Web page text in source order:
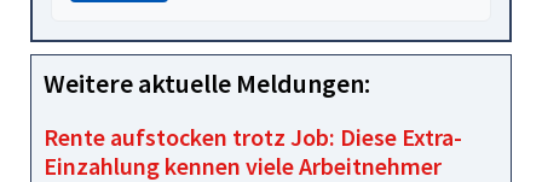
Weitere aktuelle Meldungen:
Rente aufstocken trotz Job: Diese Extra-
Einzahlung kennen viele Arbeitnehmer